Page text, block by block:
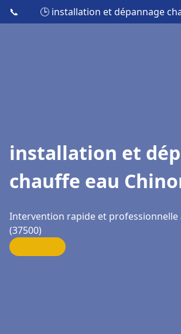
📞 🕒 installation et dépannage
installation et
chauffe eau
Intervention rapide et professionnelle
(37500)